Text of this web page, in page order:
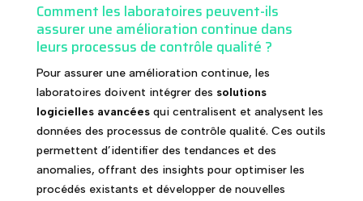
Comment les laboratoires peuvent-ils
assurer une amélioration continue dans
leurs processus de contrôle qualité ?
Pour assurer une amélioration continue, les
laboratoires doivent intégrer des solutions
logicielles avancéesqui centralisent et analysent les
données des processus de contrôle qualité. Ces outils
permettent d’identifier des tendances et des
anomalies, offrant des insights pour optimiser les
procédés existants et développer de nouvelles